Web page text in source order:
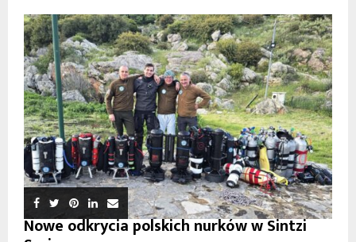
Nowe odkrycia polskich nurków w Sintzi